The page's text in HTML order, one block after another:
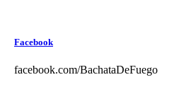
Facebook
facebook.com/BachataDeFuego